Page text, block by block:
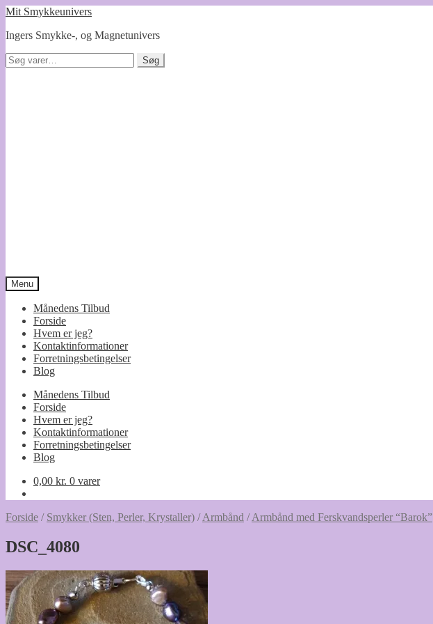
Spring
navigation
Spring
indhold
Mit Smykkeunivers
Ingers Smykke-, og Magnetunivers
Søg
efter:
Søg
Menu
Månedens Tilbud
Forside
Hvem er jeg?
Kontaktinformationer
Forretningsbetingelser
Blog
Månedens Tilbud
Forside
Hvem er jeg?
Kontaktinformationer
Forretningsbetingelser
Blog
0,00 kr. 0 varer
Forside / Smykker (Sten, Perler, Krystaller) /Armbånd /Armbånd med Ferskvandsperler “Barok”
DSC_4080